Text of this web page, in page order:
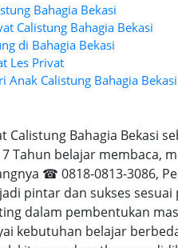
Bahagia Bekasi
Calistung Bahagia Bekasi
di Bahagia Bekasi
Les Privat
Anak Calistung Bahagia Bekasi
Calistung Bahagia Bekasi
Tahun belajar membaca,
☎ 0818-0813-3086,
pintar dan sukses
dalam pembentukan
kebutuhan belajar